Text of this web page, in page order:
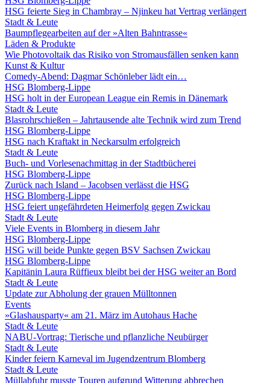
HSG feierte Sieg in Chambray – Njinkeu hat Vertrag verlängert
Stadt & Leute
Baumpflegearbeiten auf der »Alten Bahntrasse«
Läden & Produkte
Wie Photovoltaik das Risiko von Stromausfällen senken kann
Kunst & Kultur
Comedy-Abend: Dagmar Schönleber lädt ein…
HSG Blomberg-Lippe
HSG holt in der European League ein Remis in Dänemark
Stadt & Leute
Blasrohrschießen – Jahrtausende alte Technik wird zum Trend
HSG Blomberg-Lippe
HSG nach Kraftakt in Neckarsulm erfolgreich
Stadt & Leute
Buch- und Vorlesenachmittag in der Stadtbücherei
HSG Blomberg-Lippe
Zurück nach Island – Jacobsen verlässt die HSG
HSG Blomberg-Lippe
HSG feiert ungefährdeten Heimerfolg gegen Zwickau
Stadt & Leute
Viele Events in Blomberg in diesem Jahr
HSG Blomberg-Lippe
HSG will beide Punkte gegen BSV Sachsen Zwickau
HSG Blomberg-Lippe
Kapitänin Laura Rüffieux bleibt bei der HSG weiter an Bord
Stadt & Leute
Update zur Abholung der grauen Mülltonnen
Events
»Glashausparty« am 21. März im Autohaus Hache
Stadt & Leute
NABU-Vortrag: Tierische und pflanzliche Neubürger
Stadt & Leute
Kinder feiern Karneval im Jugendzentrum Blomberg
Stadt & Leute
Müllabfuhr musste Touren aufgrund Witterung abbrechen